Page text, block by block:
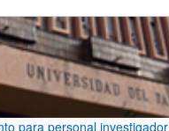
para personal investigador